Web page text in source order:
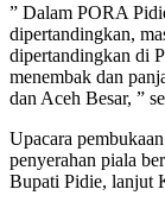
” Dalam PORA
dipertandingkan,
dipertandingkan di
menembak dan
dan Aceh Besar, ”
Upacara
penyerahan piala
Bupati Pidie, lanjut